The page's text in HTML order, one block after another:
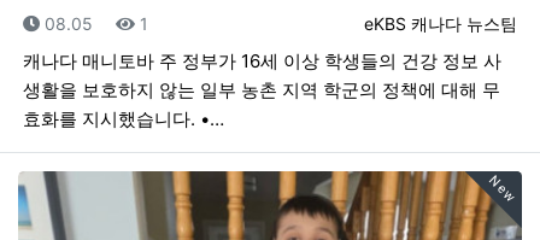
등록자
eKBS 캐나다 뉴스팀
등록일
08.05 조회
1
캐나다 매니토바 주 정부가 16세 이상 학생들의 건강 정보 사
생활을 보호하지 않는 일부 농촌 지역 학군의 정책에 대해 무
효화를 지시했습니다. •…
New